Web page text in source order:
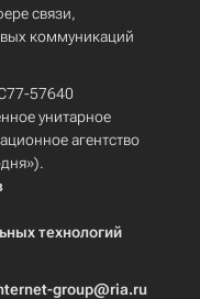
связи,
коммуникаций
57640
унитарное
агентство
технологий
group@ria.ru